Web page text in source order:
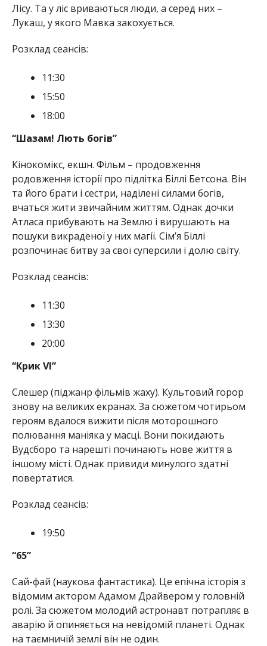
Лісу. Та у ліс вриваються люди, а серед них –
Лукаш, у якого Мавка закохується.
Розклад сеансів:
11:30
15:50
18:00
“Шазам! Лють богів”
Кінокомікс, екшн. Фільм – продовження
родовження історії про підлітка Біллі Бетсона. Він
та його брати і сестри, наділені силами богів,
вчаться жити звичайним життям. Однак дочки
Атласа прибувають на Землю і вирушають на
пошуки викраденої у них магії. Сім’я Біллі
розпочинає битву за свої суперсили і долю світу.
Розклад сеансів:
11:30
13:30
20:00
“Крик VІ”
Слешер (піджанр фільмів жаху). Культовий горор
знову на великих екранах. За сюжетом чотирьом
героям вдалося вижити після моторошного
полювання маніяка у масці. Вони покидають
Вудсборо та нарешті починають нове життя в
іншому місті. Однак привиди минулого здатні
повертатися.
Розклад сеансів:
19:50
“65”
Сай-фай (наукова фантастика). Це епічна історія з
відомим актором Адамом Драйвером у головній
ролі. За сюжетом молодий астронавт потрапляє в
аварію й опиняється на невідомій планеті. Однак
на таємничій землі він не один.